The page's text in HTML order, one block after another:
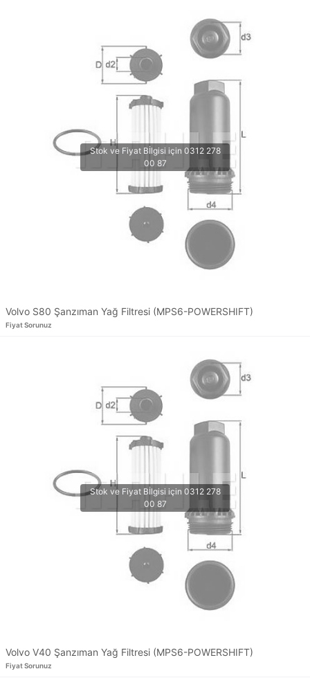
Volvo S80 Şanzıman Yağ Filtresi (MPS6-POWERSHIFT)
Fiyat Sorunuz
Volvo V40 Şanzıman Yağ Filtresi (MPS6-POWERSHIFT)
Fiyat Sorunuz